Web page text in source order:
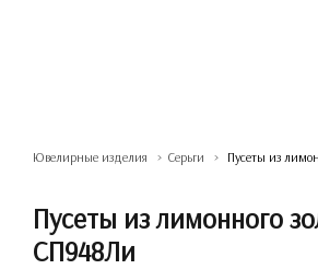
Ювелирные изделия Серьги Пусеты из
Пусеты из лимонного
СП948Ли